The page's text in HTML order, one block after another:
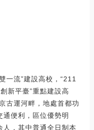
一流”建設高校，“211
新平臺”重點建設高
古運河畔，地處首都功
便利，區位優勢明
，其中普通全日制本